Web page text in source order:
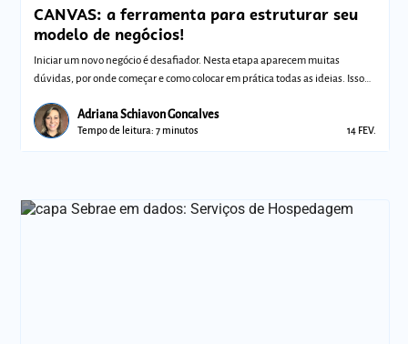
CANVAS: a ferramenta para estruturar seu
modelo de negócios!
Iniciar um novo negócio é desafiador. Nesta etapa aparecem muitas
dúvidas, por onde começar e como colocar em prática todas as ideias. Isso
Adriana Schiavon Goncalves
Tempo de leitura: 7 minutos 14 FEV.